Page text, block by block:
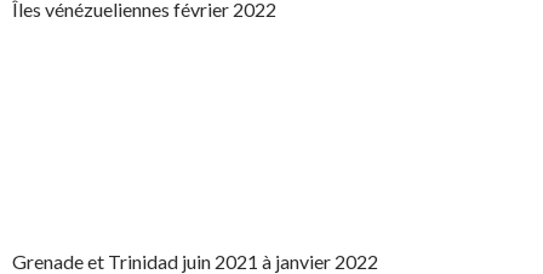
Îles vénézueliennes février 2022
Grenade et Trinidad juin 2021 à janvier 2022